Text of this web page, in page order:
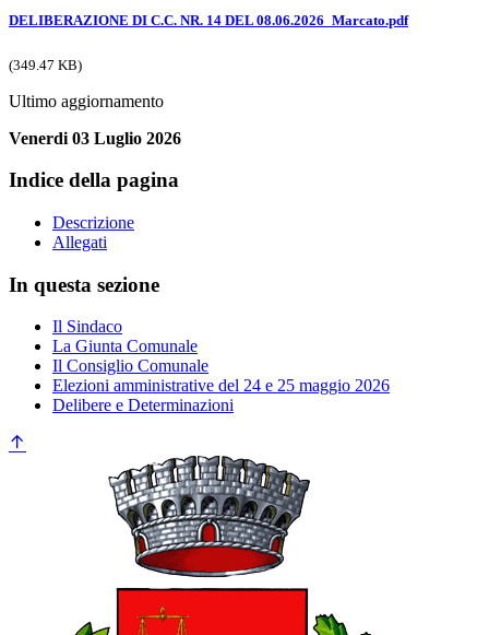
DELIBERAZIONE DI C.C. NR. 14 DEL 08.06.2026_Marcato.pdf
(349.47 KB)
Ultimo aggiornamento
Venerdi 03 Luglio 2026
Indice della pagina
Descrizione
Allegati
In questa sezione
Il Sindaco
La Giunta Comunale
Il Consiglio Comunale
Elezioni amministrative del 24 e 25 maggio 2026
Delibere e Determinazioni